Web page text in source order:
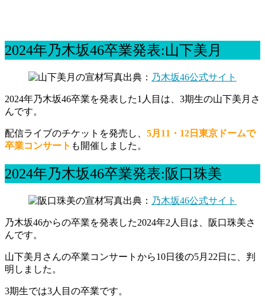
2024年乃木坂46卒業発表:山下美月
出典： 乃木坂46公式サイト
2024年乃木坂46卒業を発表した1人目は、3期生の山下美月さ
んです。
配信ライブのチケットを発売し、 5月11・12日東京ドームで
卒業コンサート も 開催しました。
2024年乃木坂46卒業発表:阪口珠美
出典： 乃木坂46公式サイト
乃木坂46からの卒業を発表した2024年2人目は、阪口珠美さ
んです。
山下美月さんの卒業コンサートから10日後の5月22日に、判
明しました。
3期生では3人目の卒業です。